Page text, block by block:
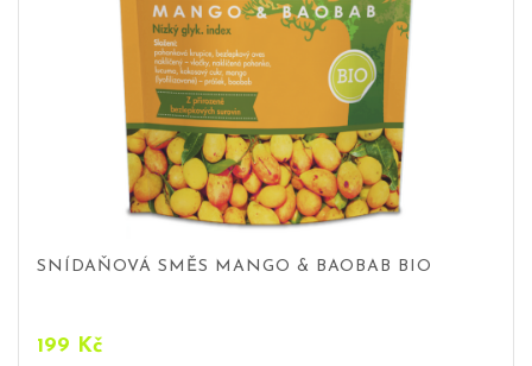
SNÍDAŇOVÁ SMĚS MANGO & BAOBAB BIO
199 Kč